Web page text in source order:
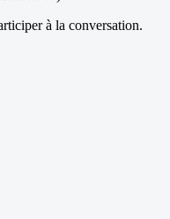
à la conversation.